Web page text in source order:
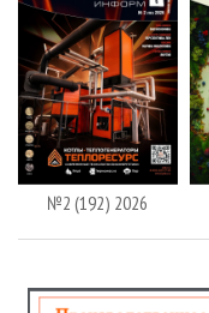
№2 (192) 2026